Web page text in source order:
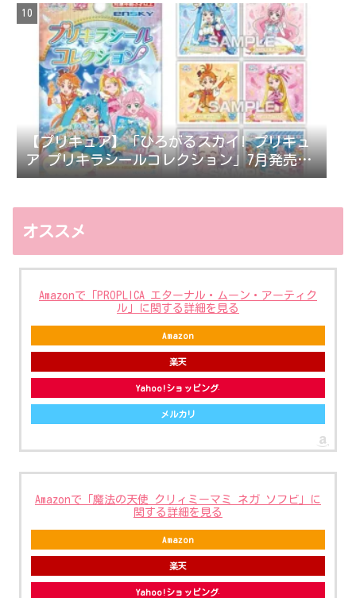
【プリキュア】「ひろがるスカイ! プリキュ
ア プリキラシールコレクション」7月発売。
シール全62種。
オススメ
Amazonで「PROPLICA エターナル・ムーン・アーティク
ル」に関する詳細を見る
Amazon
楽天
Yahoo!ショッピング
メルカリ
Amazonで「魔法の天使 クリィミーマミ ネガ ソフビ」に
関する詳細を見る
Amazon
楽天
Yahoo!ショッピング